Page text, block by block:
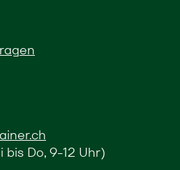
bis Do, 9-12 Uhr)